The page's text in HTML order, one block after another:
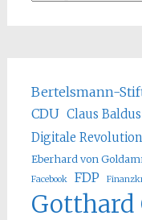
Bertelsmann-
CDU Claus Baldus
Digitale Revolution
Eberhard von
Facebook FDP
Gotthard